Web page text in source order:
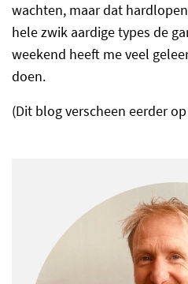
wachten, maar dat
hele zwik aardige types de
weekend heeft me veel
doen.
(Dit blog verscheen eerder op